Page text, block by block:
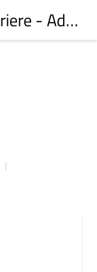
|
Acte necesare pentru înscriere - Admitere UNITBV